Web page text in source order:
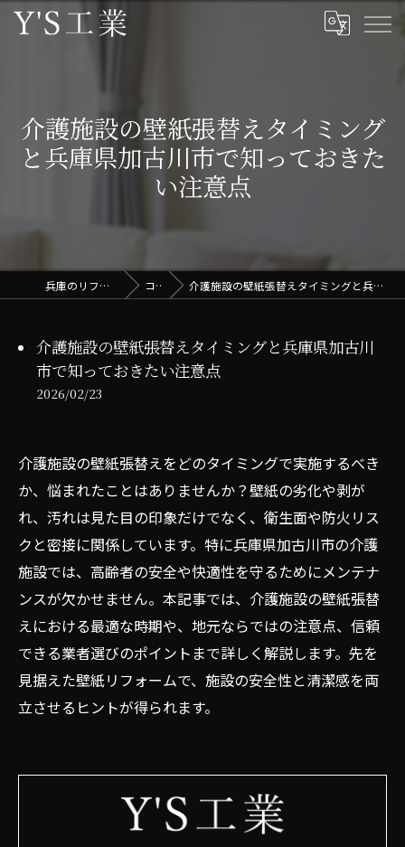
介護施設の壁紙張替えタイミング
と兵庫県加古川市で知っておきた
い注意点
兵庫のリフォームはY'S工業 コラム 介護施設の壁紙張替えタイミングと兵庫県加古川市で知っておきたい注意点
介護施設の壁紙張替えタイミングと兵庫県加古川
市で知っておきたい注意点
2026/02/23
介護施設の壁紙張替えをどのタイミングで実施するべき
か、悩まれたことはありませんか？壁紙の劣化や剥が
れ、汚れは見た目の印象だけでなく、衛生面や防火リス
クと密接に関係しています。特に兵庫県加古川市の介護
施設では、高齢者の安全や快適性を守るためにメンテナ
ンスが欠かせません。本記事では、介護施設の壁紙張替
えにおける最適な時期や、地元ならではの注意点、信頼
できる業者選びのポイントまで詳しく解説します。先を
見据えた壁紙リフォームで、施設の安全性と清潔感を両
立させるヒントが得られます。